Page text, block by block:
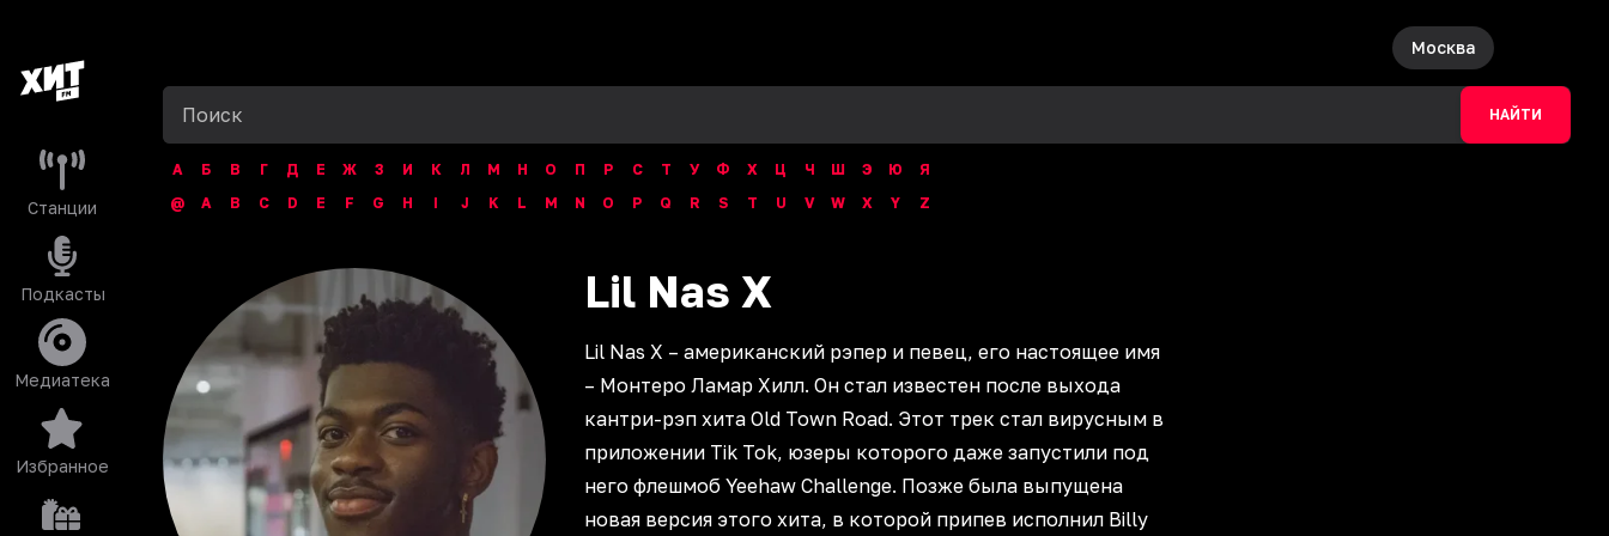
Станции
Подкасты
Медиатека
Избранное
Москва
НАЙТИ
А Б В Г Д Е Ж З И К Л М Н О П Р С Т У Ф Х Ц Ч Ш Э Ю
Я
@
A B C D E F G H I J K L M N O P Q R S T U V W X Y Z
Lil Nas X
Lil Nas X – американский рэпер и певец, его настоящее имя
– Монтеро Ламар Хилл. Он стал известен после выхода
кантри-рэп хита Old Town Road. Этот трек стал вирусным в
приложении Tik Tok, юзеры которого даже запустили под
него флешмоб Yeehaw Challenge. Позже была выпущена
новая версия этого хита, в которой припев исполнил Billy